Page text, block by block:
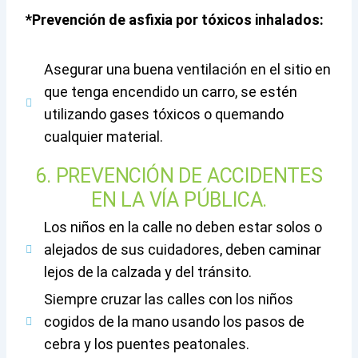
*Prevención de asfixia por tóxicos inhalados:
Asegurar una buena ventilación en el sitio en
que tenga encendido un carro, se estén
utilizando gases tóxicos o quemando
cualquier material.
6. PREVENCIÓN DE ACCIDENTES
EN LA VÍA PÚBLICA.
Los niños en la calle no deben estar solos o
alejados de sus cuidadores, deben caminar
lejos de la calzada y del tránsito.
Siempre cruzar las calles con los niños
cogidos de la mano usando los pasos de
cebra y los puentes peatonales.